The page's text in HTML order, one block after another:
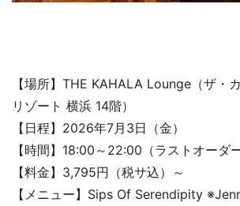
【場所】THE KAHALA Lounge（ザ・
リゾート 横浜 14階）
【日程】2026年7月3日（金）
【時間】18:00～22:00（ラストオーダ
【料金】3,795円（税サ込）～
【メニュー】Sips Of Serendipity